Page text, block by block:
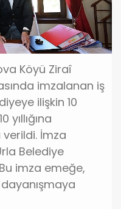
Köyü Ziraî
imzalanan iş
ilişkin 10
yıllığına
İmza
Belediye
imza emeğe,